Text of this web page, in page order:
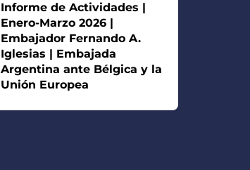
Informe de Actividades |
Enero-Marzo 2026 |
Embajador Fernando A.
Iglesias | Embajada
Argentina ante Bélgica y la
Unión Europea